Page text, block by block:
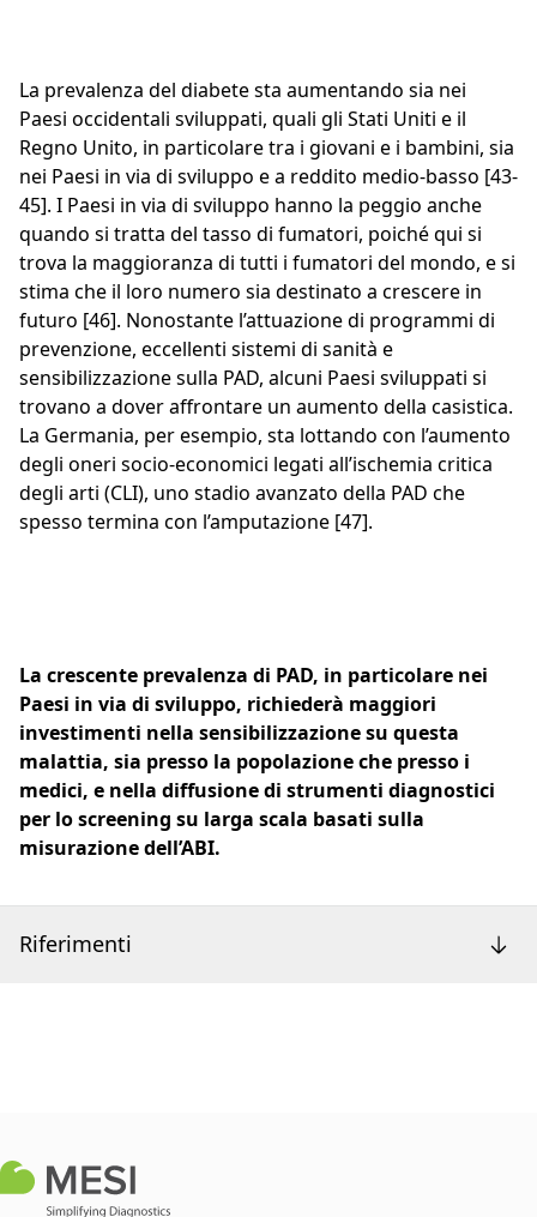
La prevalenza del diabete sta aumentando sia nei
Paesi occidentali sviluppati, quali gli Stati Uniti e il
Regno Unito, in particolare tra i giovani e i bambini, sia
nei Paesi in via di sviluppo e a reddito medio-basso [43-
45]. I Paesi in via di sviluppo hanno la peggio anche
quando si tratta del tasso di fumatori, poiché qui si
trova la maggioranza di tutti i fumatori del mondo, e si
stima che il loro numero sia destinato a crescere in
futuro [46]. Nonostante l’attuazione di programmi di
prevenzione, eccellenti sistemi di sanità e
sensibilizzazione sulla PAD, alcuni Paesi sviluppati si
trovano a dover affrontare un aumento della casistica.
La Germania, per esempio, sta lottando con l’aumento
degli oneri socio-economici legati all’ischemia critica
degli arti (CLI), uno stadio avanzato della PAD che
spesso termina con l’amputazione [47].
La crescente prevalenza di PAD, in particolare nei
Paesi in via di sviluppo, richiederà maggiori
investimenti nella sensibilizzazione su questa
malattia, sia presso la popolazione che presso i
medici, e nella diffusione di strumenti diagnostici
per lo screening su larga scala basati sulla
misurazione dell’ABI.
Riferimenti